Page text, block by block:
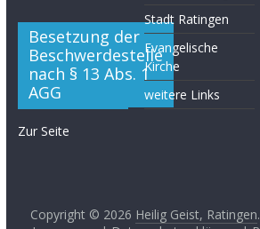
Besetzung der
Beschwerdestelle
nach § 13 Abs. 1
AGG
Zur Seite
Stadt Ratingen
Evangelische
Kirche
weitere Links
Copyright © 2026 Heilig Geist, Ratingen